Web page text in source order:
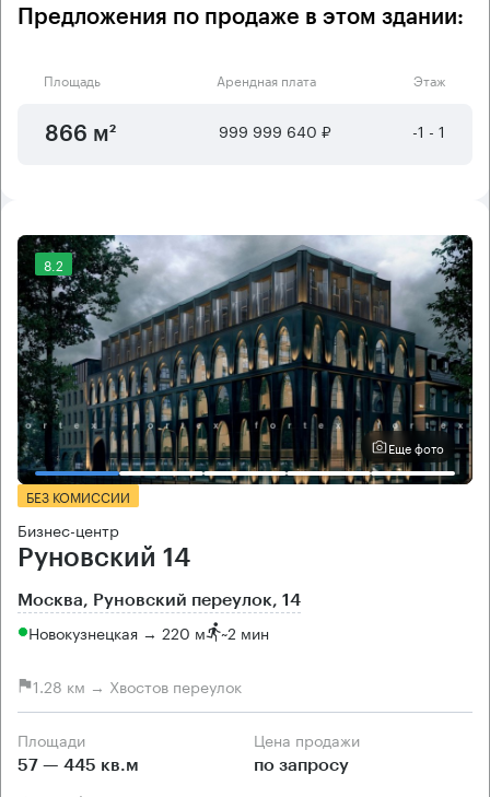
Предложения по продаже в этом здании:
Площадь Арендная плата Этаж
866 м² 999 999 640 ₽ -1 - 1
8.2
Еще фото
БЕЗ КОМИССИИ
Бизнес-центр
Руновский 14
Москва, Руновский переулок, 14
Новокузнецкая → 220 м ~2 мин
1.28 км → Хвостов переулок
Площади
57 — 445 кв.м
Цена продажи
по запросу